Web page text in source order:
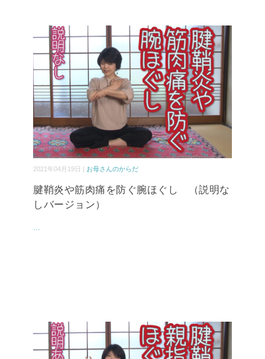
2021年04月19日 | お母さんのからだ
腱鞘炎や筋肉痛を防ぐ腕ほぐし （説明な
しバージョン）